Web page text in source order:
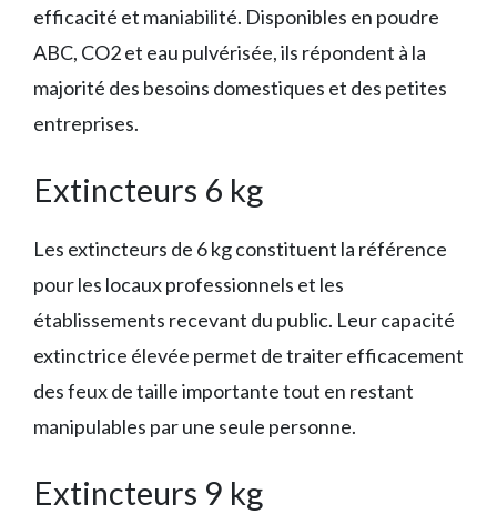
efficacité et maniabilité. Disponibles en poudre
ABC, CO2 et eau pulvérisée, ils répondent à la
majorité des besoins domestiques et des petites
entreprises.
Extincteurs 6 kg
Les extincteurs de 6 kg constituent la référence
pour les locaux professionnels et les
établissements recevant du public. Leur capacité
extinctrice élevée permet de traiter efficacement
des feux de taille importante tout en restant
manipulables par une seule personne.
Extincteurs 9 kg